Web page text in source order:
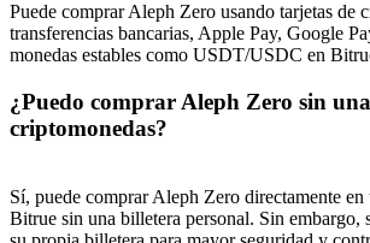
Puede comprar Aleph Zero usando tarjetas de
transferencias bancarias, Apple Pay, Google
monedas estables como USDT/USDC en
¿Puedo comprar Aleph Zero sin
criptomonedas?
Sí, puede comprar Aleph Zero directamente
Bitrue sin una billetera personal. Sin embargo,